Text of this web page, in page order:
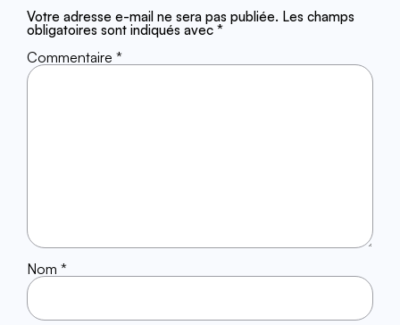
Votre adresse e-mail ne sera pas publiée. Les champs
obligatoires sont indiqués avec *
Commentaire *
Nom *